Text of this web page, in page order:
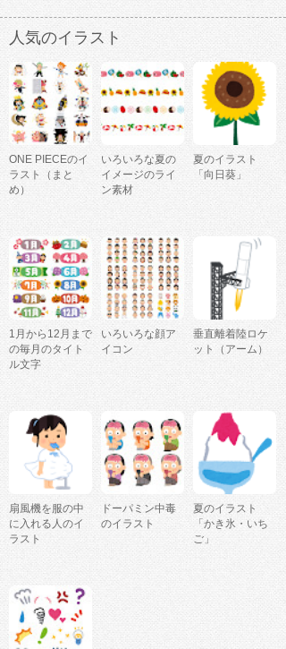
人気のイラスト
ONE PIECEのイ
ラスト（まと
め）
いろいろな夏の
イメージのライ
ン素材
夏のイラスト
「向日葵」
1月から12月まで
の毎月のタイト
ル文字
いろいろな顔ア
イコン
垂直離着陸ロケ
ット（アーム）
扇風機を服の中
に入れる人のイ
ラスト
ドーパミン中毒
のイラスト
夏のイラスト
「かき氷・いち
ご」